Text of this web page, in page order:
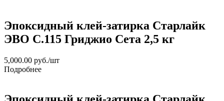
Эпоксидный клей-затирка Старлайк
ЭВО С.115 Гриджио Сета 2,5 кг
5,000.00 руб./шт
Подробнее